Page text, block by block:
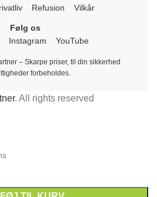
Refusion Vilkår
Følg os
Instagram YouTube
– Skarpe priser, til din sikkerhed
forbeholdes.
. All rights reserved